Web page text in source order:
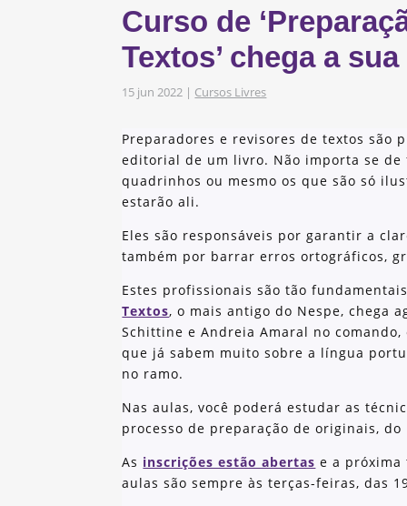
Curso de
Textos’ chega a
15 jun 2022 | Cursos Livres
Preparadores e revisores de textos são
editorial de um livro. Não importa se
quadrinhos ou mesmo os que são só
estarão ali.
Eles são responsáveis por garantir a
também por barrar erros ortográficos,
Estes profissionais são tão
Textos, o mais antigo do Nespe, chega
Schittine e Andreia Amaral no
que já sabem muito sobre a língua
no ramo.
Nas aulas, você poderá estudar as
processo de preparação de originais,
As inscrições estão abertas e a próxima
aulas são sempre às terças-feiras, das